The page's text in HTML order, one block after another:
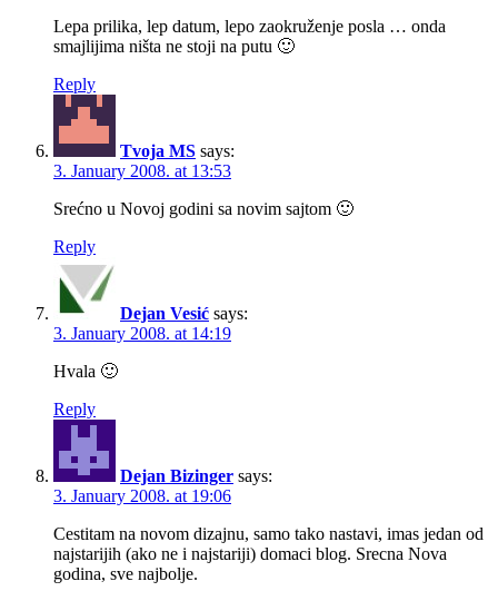
Lepa prilika, lep datum, lepo zaokruženje posla … onda
smajlijima ništa ne stoji na putu 🙂
Reply
Tvoja MS says:
3. January 2008. at 13:53
Srećno u Novoj godini sa novim sajtom 🙂
Reply
Dejan Vesić says:
3. January 2008. at 14:19
Hvala 🙂
Reply
Dejan Bizinger says:
3. January 2008. at 19:06
Cestitam na novom dizajnu, samo tako nastavi, imas jedan od
najstarijih (ako ne i najstariji) domaci blog. Srecna Nova
godina, sve najbolje.